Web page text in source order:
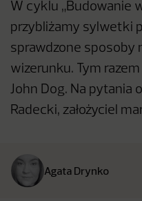
W cyklu „Budowanie
przybliżamy sylwetki
sprawdzone sposoby
wizerunku. Tym
John Dog. Na pytania
Radecki, założyciel
Agata Drynko